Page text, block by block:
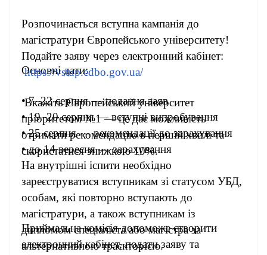
Розпочинається вступна кампанія до
магістратури Європейського університету!
Основні дати:
• 7–22 серпня — подання заяв
• 19–20 серпня — вступні випробування
• 25 серпня — рекомендації до зарахування
• до 14 вересня — зарахування
Подайте заяву через електронний кабінет:
https://vstup.edbo.gov.ua/
Вкажіть Європейський університет
пріоритетом №1 — це дає можливість
отримати рекомендацію в першій хвилі та
скористатися знижкою 10%.
На внутрішні іспити необхідно
зареєструватися вступникам зі статусом УБД,
особам, які повторно вступають до
магістратури, а також вступникам із
дипломом спеціаліста або магістра за
альтернативною траєкторією.
Приймальна комісія допоможе створити
електронний кабінет, подати заяву та